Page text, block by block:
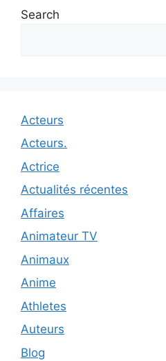
Search
Acteurs
Acteurs.
Actrice
Actualités récentes
Affaires
Animateur TV
Animaux
Anime
Athletes
Auteurs
Blog